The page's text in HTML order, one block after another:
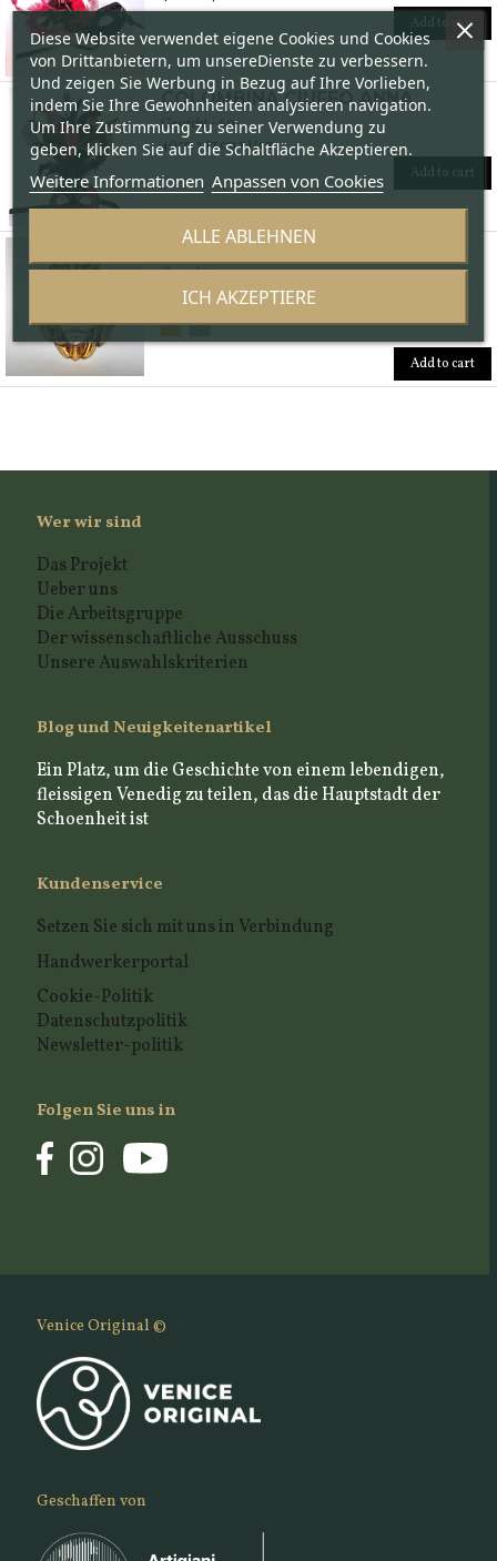
Add to cart
COLOMBINA CIUFFO ANNA
Gewicht - 60
40cm x 17 cm x 11cm
Add to cart
LEON VENEZIANO
Gewicht - 300
32cm x 18cm x 16cm
Add to cart
Wer wir sind
Das Projekt
Ueber uns
Die Arbeitsgruppe
Der wissenschaftliche Ausschuss
Unsere Auswahlskriterien
Blog und Neuigkeitenartikel
Ein Platz, um die Geschichte von einem lebendigen,
fleissigen Venedig zu teilen, das die Hauptstadt der
Schoenheit ist
Kundenservice
Setzen Sie sich mit uns in Verbindung
Handwerkerportal
Cookie-Politik
Datenschutzpolitik
Newsletter-politik
Folgen Sie uns in
Venice Original ©
Geschaffen von
Diese Website verwendet eigene Cookies und Cookies
von Drittanbietern, um unsereDienste zu verbessern.
Und zeigen Sie Werbung in Bezug auf Ihre Vorlieben,
indem Sie Ihre Gewohnheiten analysieren navigation.
Um Ihre Zustimmung zu seiner Verwendung zu
geben, klicken Sie auf die Schaltfläche Akzeptieren.
Weitere Informationen Anpassen von Cookies
ALLE ABLEHNEN
ICH AKZEPTIERE